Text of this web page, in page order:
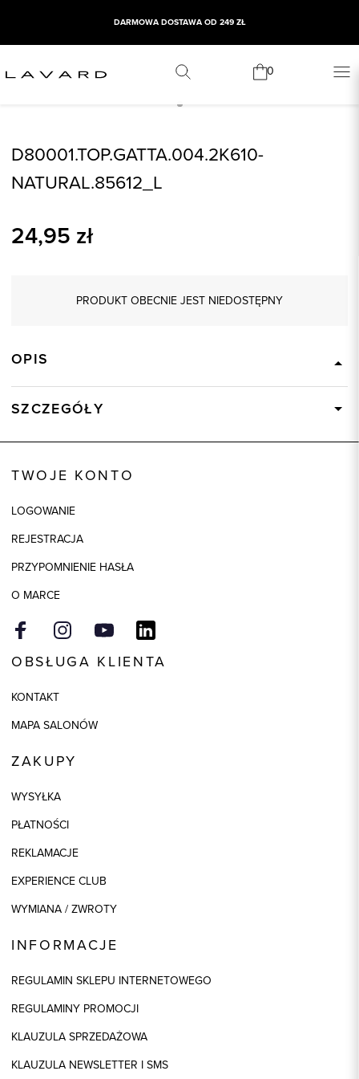
DARMOWA DOSTAWA OD 249 ZŁ
0
D80001.TOP.GATTA.004.2K610-
NATURAL.85612_L
24,95 zł
PRODUKT OBECNIE JEST NIEDOSTĘPNY
OPIS
SZCZEGÓŁY
Model
TWOJE KONTO
LOGOWANIE
REJESTRACJA
PRZYPOMNIENIE HASŁA
O MARCE
OBSŁUGA KLIENTA
KONTAKT
MAPA SALONÓW
ZAKUPY
WYSYŁKA
PŁATNOŚCI
REKLAMACJE
EXPERIENCE CLUB
WYMIANA / ZWROTY
INFORMACJE
REGULAMIN SKLEPU INTERNETOWEGO
REGULAMINY PROMOCJI
KLAUZULA SPRZEDAŻOWA
KLAUZULA NEWSLETTER I SMS